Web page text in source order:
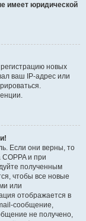
имеет юридической
новых
ваш IP-адрес или
Если они верны, то
и при
полученным
чтобы все новые
или
отображается в
сообщение,
не получено,